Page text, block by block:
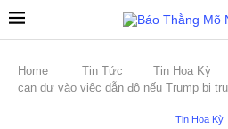
Home Tin Tức Tin Hoa Kỳ
can dự vào việc dẫn độ nếu Trump bị
Tin Hoa Kỳ